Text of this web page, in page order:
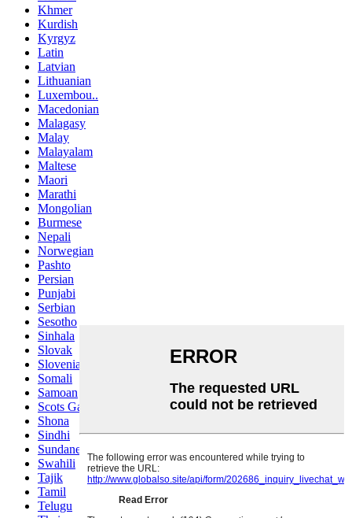
Khmer
Kurdish
Kyrgyz
Latin
Latvian
Lithuanian
Luxembou..
Macedonian
Malagasy
Malay
Malayalam
Maltese
Maori
Marathi
Mongolian
Burmese
Nepali
Norwegian
Pashto
Persian
Punjabi
Serbian
Sesotho
Sinhala
Slovak
Slovenian
Somali
Samoan
Scots Gaelic
Shona
Sindhi
Sundanese
Swahili
Tajik
Tamil
Telugu